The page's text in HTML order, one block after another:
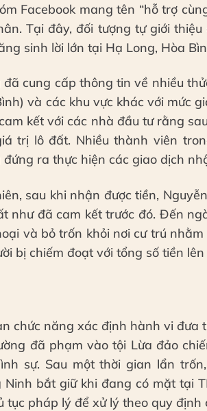
Facebook mang tên “hỗ trợ
Tại đây, đối tượng tự giới
sinh lời lớn tại Hạ Long, Hòa
đã cung cấp thông tin về nhiều
và các khu vực khác với mức
kết với các nhà đầu tư rằng
trị lô đất. Nhiều thành viên
đứng ra thực hiện các giao dịch
sau khi nhận được tiền,
như đã cam kết trước đó. Đến
và bỏ trốn khỏi nơi cư trú
bị chiếm đoạt với tổng số tiền
chức năng xác định hành vi
đã phạm vào tội Lừa đảo
sự. Sau một thời gian lẩn
Ninh bắt giữ khi đang có mặt tại
tục pháp lý để xử lý theo quy định